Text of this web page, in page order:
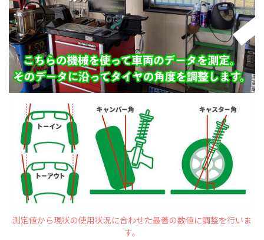
測定値から現状の使用状況に合わせた最善の数値に調整を行いま
す。